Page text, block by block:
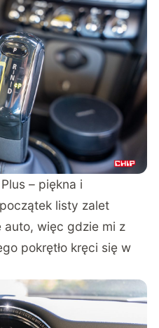
– piękna i
listy zalet
auto, więc gdzie mi z
pokrętło kręci się w